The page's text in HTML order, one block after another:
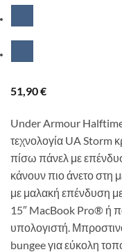
51,90€
Under Armour
τεχνολογία UA Storm
πίσω πάνελ με
κάνουν πιο άνετο στη
με μαλακή επένδυση
15″ MacBook Pro® ή
υπολογιστή.
bungee για εύκολη